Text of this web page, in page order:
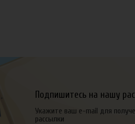
Подпишитесь на нашу
Укажите ваш e-mail для
рассылки